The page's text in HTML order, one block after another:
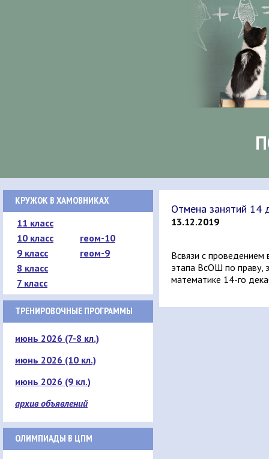
КРУЖОК В ХАМОВНИКАХ
11 класс
10 класс
геом-10
9 класс
геом-9
8 класс
7 класс
ТРЕНИРОВОЧНЫЕ ПРОГРАММЫ
июнь 2026 (7-8 кл.)
июнь 2026 (10 кл.)
июнь 2026 (9 кл.)
архив объявлений
ОЛИМПИАДЫ В ЦПМ
Отмена занятий 14
13.12.2019
Всвязи с
этапа ВсОШ по праву,
математике 14-го